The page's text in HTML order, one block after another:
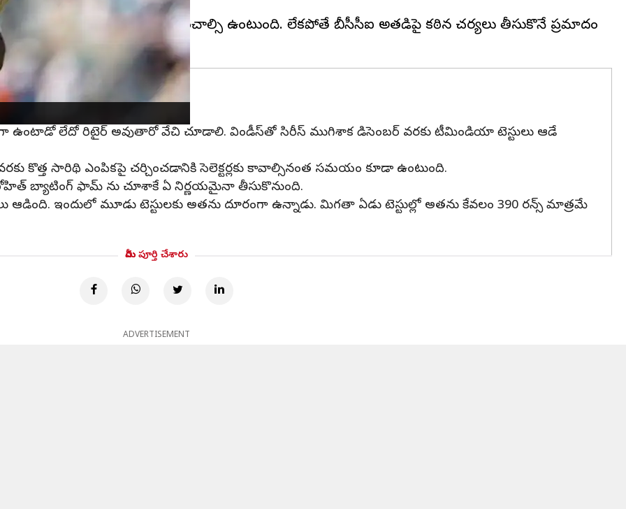
కచ్చితంగా భారీ స్కోర్లు సాధించాల్సి ఉంటుంది. లేకపోతే బీసీసీఐ అతడిపై కఠిన చర్యలు తీసుకొనే ప్రమాదం
ఉంటాడో లేదో రిటైర్ అవుతారో వేచి చూడాలి. విండీస్‌తో సిరీస్ ముగిశాక డిసెంబర్ వరకు టీమిండియా టెస్టులు ఆడే
కొత్త సారిథి ఎంపికపై చర్చించడానికి సెలెక్టర్లకు కావాల్సినంత సమయం కూడా ఉంటుంది.
రోహిత్ బ్యాటింగ్ ఫామ్ ను చూశాకే ఏ నిర్ణయమైనా తీసుకొనుంది.
ఇందులో మూడు టెస్టులకు అతను దూరంగా ఉన్నాడు. మిగతా ఏడు టెస్టుల్లో అతను కేవలం 390 రన్స్ మాత్రమే
మీరు పూర్తి చేశారు
ADVERTISEMENT